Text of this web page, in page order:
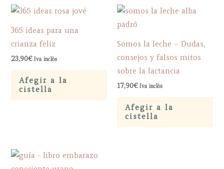
365 ideas para una
crianza feliz
23,90€ Iva inclòs
Afegir a la
cistella
Somos la leche – Dudas,
consejos y falsos mitos
sobre la lactancia
17,90€ Iva inclòs
Afegir a la
cistella